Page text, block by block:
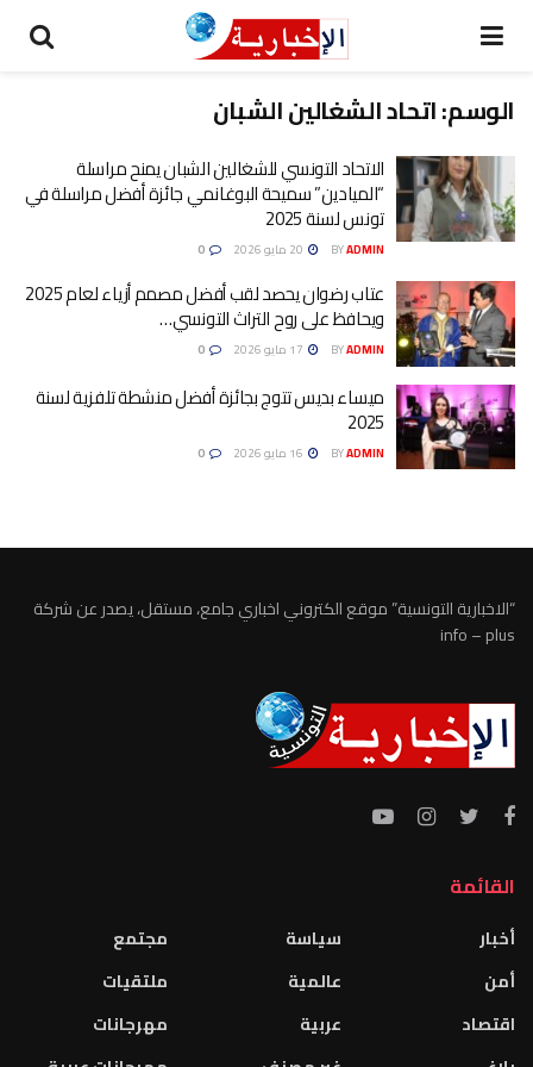
الوسم:اتحاد الشغالين الشبان
الاتحاد التونسي للشغالين الشبان يمنح مراسلة
“الميادين” سميحة البوغانمي جائزة أفضل مراسلة في
تونس لسنة 2025
BYADMIN
عتاب رضوان يحصد لقب أفضل مصمم أزياء لعام 2025
ويحافظ على روح التراث التونسي…
BYADMIN
ميساء بديس تتوج بجائزة أفضل منشطة تلفزية لسنة
2025
BYADMIN
“الاخبارية التونسية” موقع الكتروني اخباري جامع، مستقل، يصدر عن شركة
info – plus
القائمة
أخبار
أمن
اقتصاد
سياسة
عالمية
عربية
مجتمع
ملتقيات
مهرجانات